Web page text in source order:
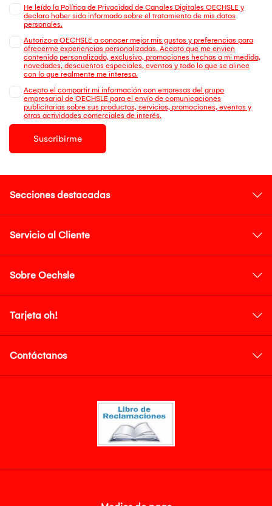
He leído la Política de Privacidad de Canales Digitales OECHSLE y
declaro haber sido informado sobre el tratamiento de mis datos
personales.
Autorizo a OECHSLE a conocer mejor mis gustos y preferencias para
ofrecerme experiencias personalizadas. Acepto que me envien
contenido personalizado, exclusivo, promociones hechas a mi medida,
novedades, descuentos especiales, eventos y todo lo que se alinee
con lo que realmente me interesa.
Acepto el compartir mi información con empresas del grupo
empresarial de OECHSLE para el envío de comunicaciones
publicitarias sobre sus productos, servicios, promociones, eventos y
otras actividades comerciales de interés.
Suscribirme
Secciones destacadas
Servicio al Cliente
Sobre Oechsle
Tarjeta oh!
Contáctanos